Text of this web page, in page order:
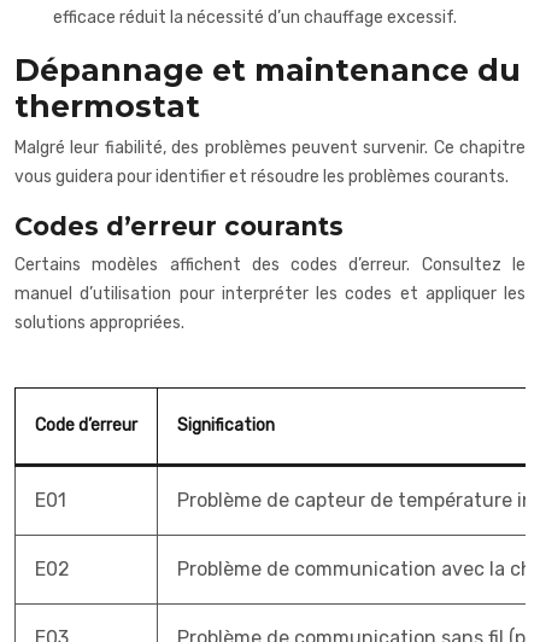
efficace réduit la nécessité d’un chauffage excessif.
Dépannage et maintenance du
thermostat
Malgré leur fiabilité, des problèmes peuvent survenir. Ce chapitre
vous guidera pour identifier et résoudre les problèmes courants.
Codes d’erreur courants
Certains modèles affichent des codes d’erreur. Consultez le
manuel d’utilisation pour interpréter les codes et appliquer les
solutions appropriées.
Code d’erreur Signification
E01 Problème de capteur de température
E02 Problème de communication avec la